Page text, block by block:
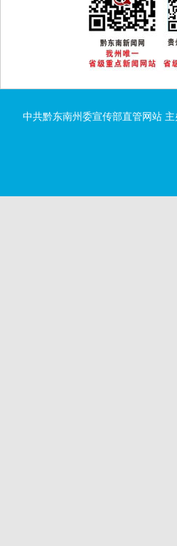
中共黔东南州委宣传部直管网站